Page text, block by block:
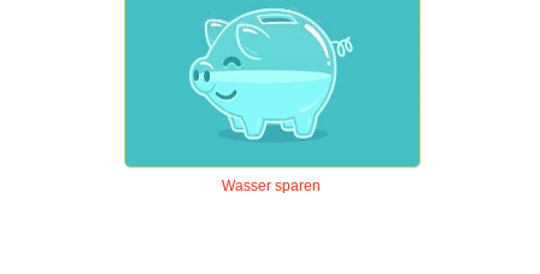
Wasser sparen